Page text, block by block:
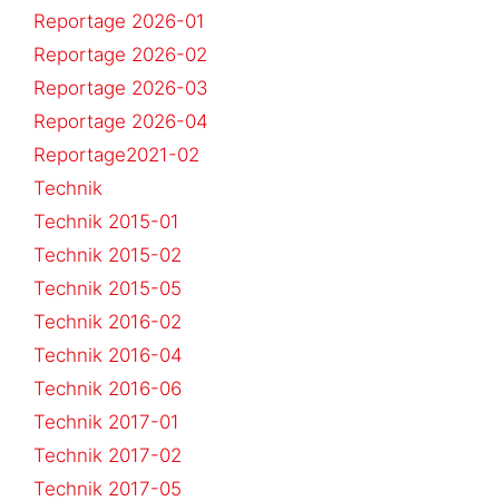
Reportage 2026-01
Reportage 2026-02
Reportage 2026-03
Reportage 2026-04
Reportage2021-02
Technik
Technik 2015-01
Technik 2015-02
Technik 2015-05
Technik 2016-02
Technik 2016-04
Technik 2016-06
Technik 2017-01
Technik 2017-02
Technik 2017-05